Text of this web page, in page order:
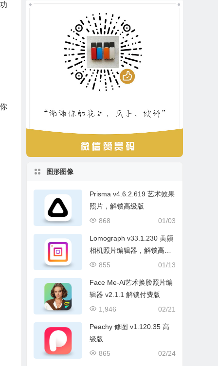
图形图像
Prisma v4.6.2.619 艺术效果
照片，解锁高级版
01/03
868
Lomograph v33.1.230 美颜
相机照片编辑器，解锁高级
版
01/13
855
Face Me-Ai艺术换脸照片编
辑器 v2.1.1 解锁付费版
02/21
1,946
Peachy 修图 v1.120.35 高
级版
02/24
865